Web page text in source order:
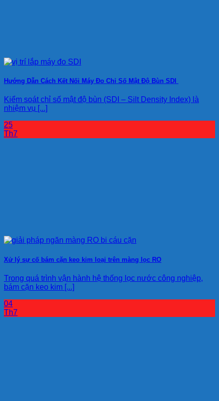
Hướng Dẫn Cách Kết Nối Máy Đo Chỉ Số Mật Độ Bùn SDI
Kiểm soát chỉ số mật độ bùn (SDI – Silt Density Index) là
nhiệm vụ [...]
25
Th7
Xử lý sự cố bám cặn keo kim loại trên màng lọc RO
Trong quá trình vận hành hệ thống lọc nước công nghiệp,
bám cặn keo kim [...]
04
Th7